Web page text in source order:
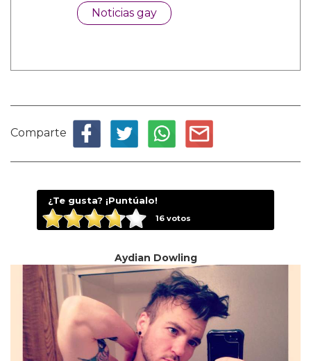
Noticias gay
Comparte
¿Te gusta? ¡Puntúalo!
16votos
Aydian Dowling